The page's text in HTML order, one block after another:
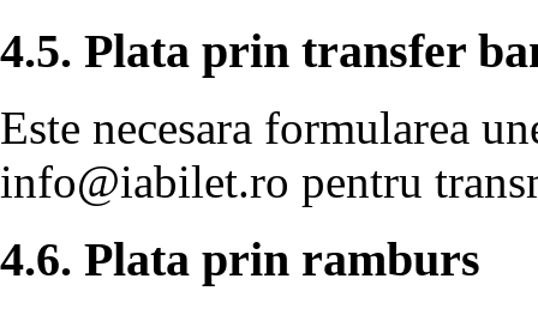
4.5. Plata prin transfer
Este necesara formularea
info@iabilet.ro pentru
4.6. Plata prin ramburs